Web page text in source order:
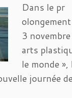
Dans le pr
3
arts
le monde
journée